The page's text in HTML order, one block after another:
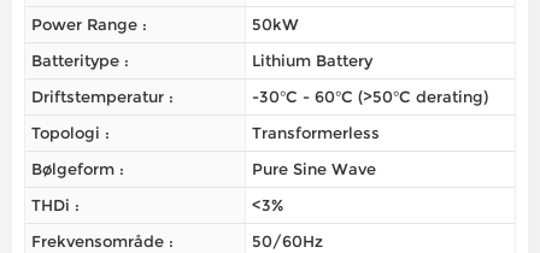
Power Range :
50kW
Batteritype :
Lithium Battery
Driftstemperatur :
-30°C - 60°C (>50°C derating)
Topologi :
Transformerless
Bølgeform :
Pure Sine Wave
THDi :
<3%
Frekvensområde :
50/60Hz